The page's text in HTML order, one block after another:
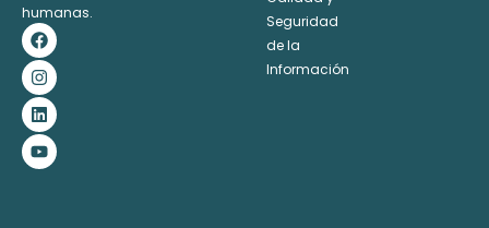
humanas.
F
a
c
e
b
o
o
k
I
n
s
t
a
g
r
a
m
L
i
n
k
e
d
i
n
Y
o
u
t
u
b
e
Seguridad
de la
Información